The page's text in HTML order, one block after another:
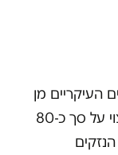
העיקריים מן
הדליפה – הגישו תובענה ייצוגית לפיצוי על סך כ-80